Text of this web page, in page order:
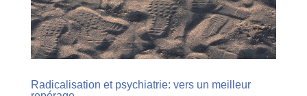
Radicalisation et psychiatrie: vers un meilleur